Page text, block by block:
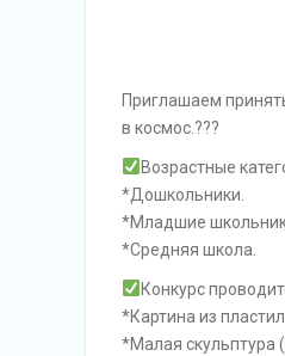
Приглашаем
в космос.??‍?
Возрастные
*Дошкольники.
*Младшие
*Средняя школа.
Конкурс
*Картина из
*Малая скульптура